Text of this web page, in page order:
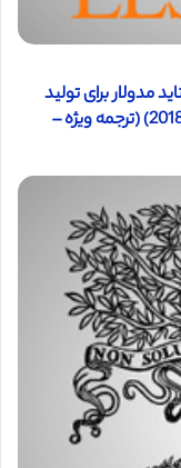
مدولار برای تولید
سوخت های زیستی (ساینس دایرکت – الزویر 2018) (ترجمه ویژه –